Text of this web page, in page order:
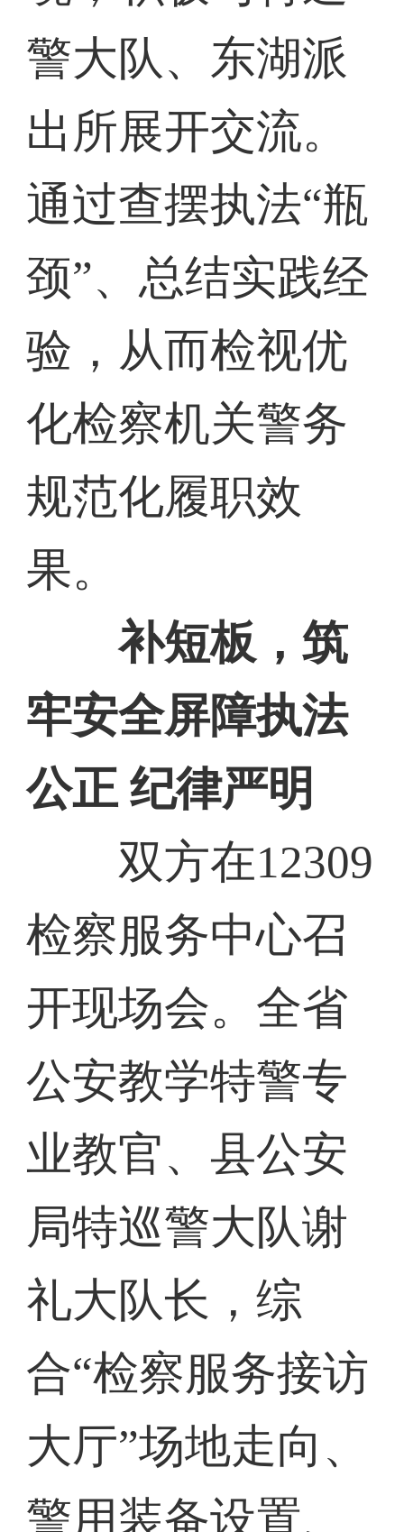
警大队、东湖派
出所展开交流。
通过查摆执法“瓶
颈”、总结实践经
验，从而检视优
化检察机关警务
规范化履职效
果。
补短板，筑
牢安全屏障执法
公正 纪律严明
双方在12309
检察服务中心召
开现场会。全省
公安教学特警专
业教官、县公安
局特巡警大队谢
礼大队长，综
合“检察服务接访
大厅”场地走向、
警用装备设置、